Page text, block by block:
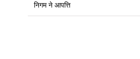
निगम ने आपत्ति